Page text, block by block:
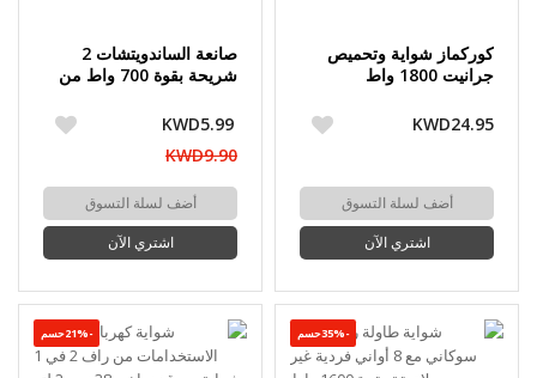
كوركماز شواية وتحميص
جرانيت 1800 واط
KWD24.95
أضف لسلة التسوق
اشتري الآن
صانعة الساندويتشات 2
شريحة بقوة 700 واط من
KWD5.99
KWD9.90
أضف لسلة التسوق
اشتري الآن
-35%حسم -21%حسم